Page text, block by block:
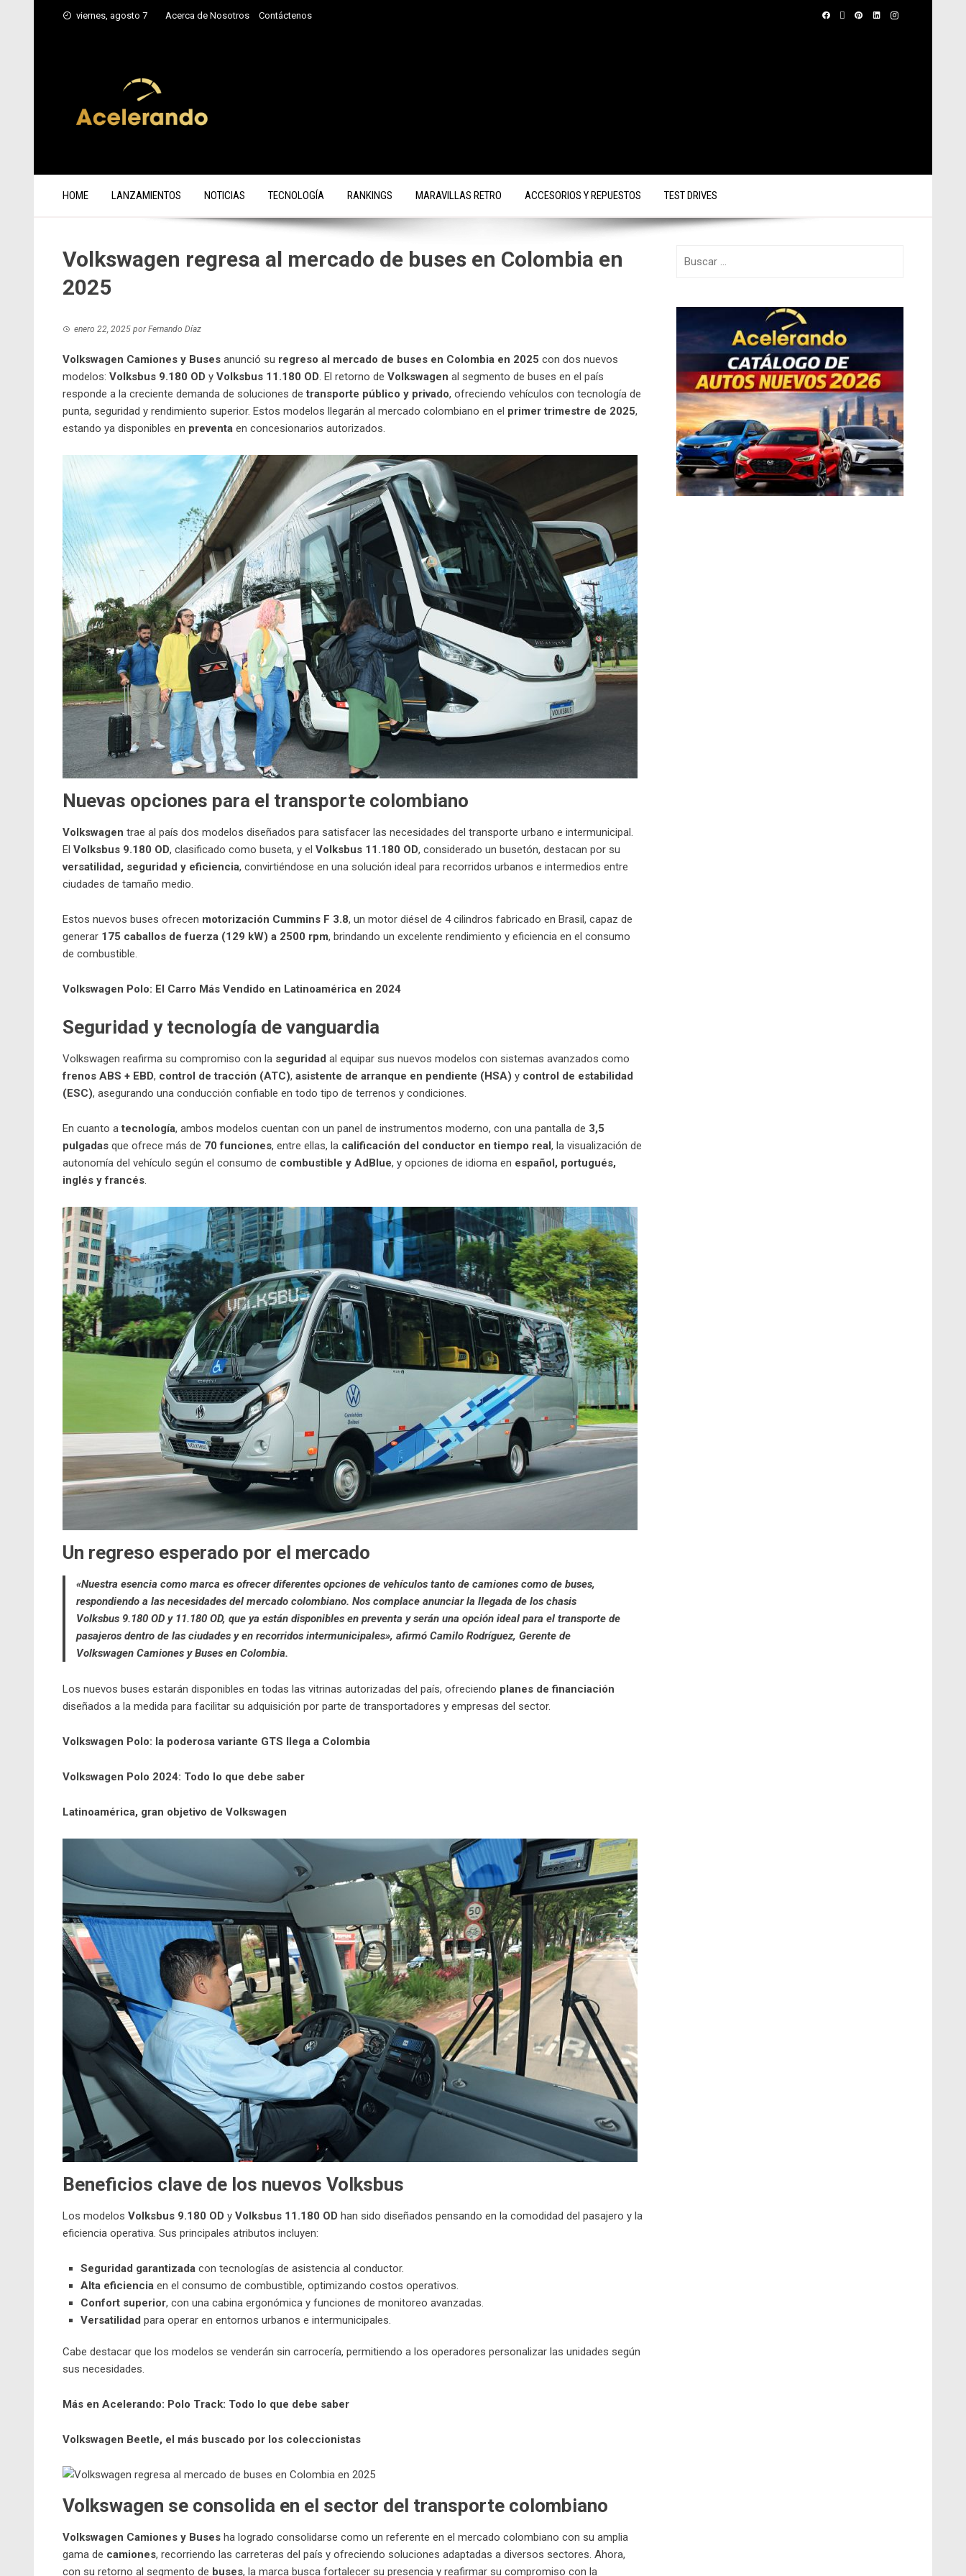
viernes, agosto 7 Acerca de Nosotros Contáctenos
HOME LANZAMIENTOS NOTICIAS TECNOLOGÍA RANKINGS MARAVILLAS RETRO ACCESORIOS Y REPUESTOS TEST DRIVES
Volkswagen regresa al mercado de buses en Colombia en
2025
enero 22, 2025 porFernando Díaz
Volkswagen Camiones y Buses anunció su regreso al mercado de buses en Colombia en 2025 con dos nuevos
modelos: Volksbus 9.180 OD y Volksbus 11.180 OD. El retorno de Volkswagen al segmento de buses en el país
responde a la creciente demanda de soluciones detransporte público y privado, ofreciendo vehículos con tecnología de
punta, seguridad y rendimiento superior. Estos modelos llegarán al mercado colombiano en el primer trimestre de 2025,
estando ya disponibles en preventa en concesionarios autorizados.
Nuevas opciones para el transporte colombiano
Volkswagen trae al país dos modelos diseñados para satisfacer las necesidades del transporte urbano e intermunicipal.
El Volksbus 9.180 OD, clasificado como buseta, y el Volksbus 11.180 OD, considerado un busetón, destacan por su
versatilidad, seguridad y eficiencia, convirtiéndose en una solución ideal para recorridos urbanos e intermedios entre
ciudades de tamaño medio.
Estos nuevos buses ofrecen motorización Cummins F 3.8, un motor diésel de 4 cilindros fabricado en Brasil, capaz de
generar 175 caballos de fuerza (129 kW) a 2500 rpm, brindando un excelente rendimiento y eficiencia en el consumo
de combustible.
Volkswagen Polo: El Carro Más Vendido en Latinoamérica en 2024
Seguridad y tecnología de vanguardia
Volkswagen reafirma su compromiso con la seguridad al equipar sus nuevos modelos con sistemas avanzados como
frenos ABS + EBD, control de tracción (ATC), asistente de arranque en pendiente (HSA) y control de estabilidad
(ESC), asegurando una conducción confiable en todo tipo de terrenos y condiciones.
En cuanto atecnología, ambos modelos cuentan con un panel de instrumentos moderno, con una pantalla de 3,5
pulgadas que ofrece más de 70 funciones, entre ellas, la calificación del conductor en tiempo real, la visualización de
autonomía del vehículo según el consumo de combustible y AdBlue, y opciones de idioma en español, portugués,
inglés y francés.
Un regreso esperado por el mercado
«Nuestra esencia como marca es ofrecer diferentes opciones de vehículos tanto de camiones como de buses,
respondiendo a las necesidades del mercado colombiano. Nos complace anunciar la llegada de los chasis
Volksbus 9.180 OD y 11.180 OD, que ya están disponibles en preventa y serán una opción ideal para el transporte de
pasajeros dentro de las ciudades y en recorridos intermunicipales», afirmó Camilo Rodríguez, Gerente de
Volkswagen Camiones y Buses en Colombia.
Los nuevos buses estarán disponibles en todas las vitrinas autorizadas del país, ofreciendo planes de financiación
diseñados a la medida para facilitar su adquisición por parte de transportadores y empresas del sector.
Volkswagen Polo: la poderosa variante GTS llega a Colombia
Volkswagen Polo 2024: Todo lo que debe saber
Latinoamérica, gran objetivo de Volkswagen
Beneficios clave de los nuevos Volksbus
Los modelos Volksbus 9.180 OD y Volksbus 11.180 OD han sido diseñados pensando en la comodidad del pasajero y la
eficiencia operativa. Sus principales atributos incluyen:
Seguridad garantizada con tecnologías de asistencia al conductor.
Alta eficiencia en el consumo de combustible, optimizando costos operativos.
Confort superior, con una cabina ergonómica y funciones de monitoreo avanzadas.
Versatilidad para operar en entornos urbanos e intermunicipales.
Cabe destacar que los modelos se venderán sin carrocería, permitiendo a los operadores personalizar las unidades según
sus necesidades.
Más en Acelerando: Polo Track: Todo lo que debe saber
Volkswagen Beetle, el más buscado por los coleccionistas
Volkswagen se consolida en el sector del transporte colombiano
Volkswagen Camiones y Buses ha logrado consolidarse como un referente en el mercado colombiano con su amplia
gama de camiones, recorriendo las carreteras del país y ofreciendo soluciones adaptadas a diversos sectores. Ahora,
con su retorno al segmento de buses, la marca busca fortalecer su presencia y reafirmar su compromiso con la